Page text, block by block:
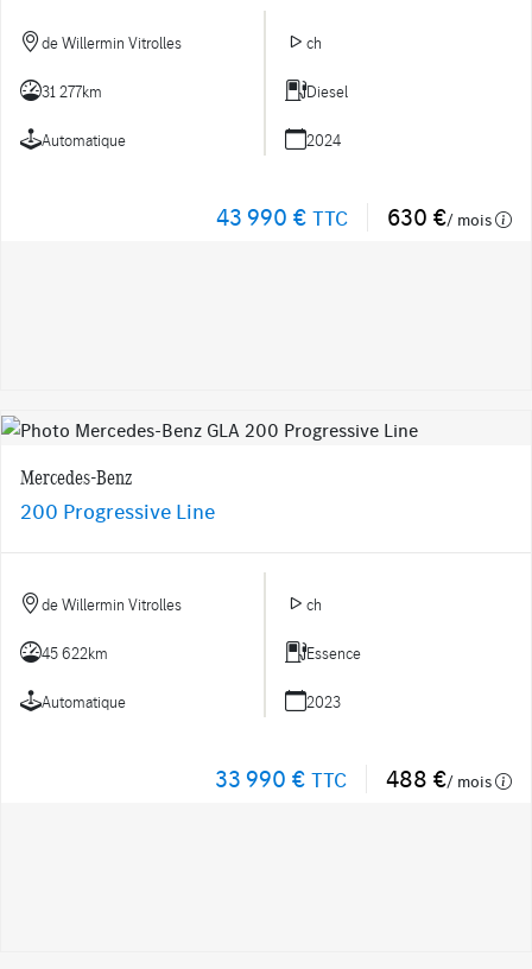
de Willermin Vitrolles ch
31 277km Diesel
Automatique 2024
43 990 € TTC 630 €/ mois
Mercedes-Benz
200 Progressive Line
de Willermin Vitrolles ch
45 622km Essence
Automatique 2023
33 990 € TTC 488 €/ mois